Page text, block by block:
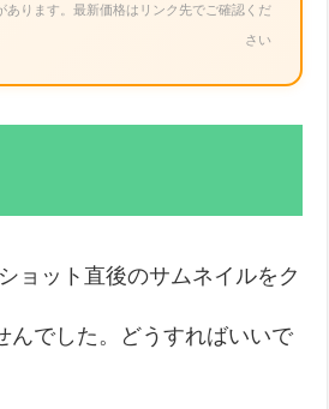
ります。最新価格はリンク先でご確認くだ
さい
ョット直後のサムネイルをク
んでした。どうすればいいで